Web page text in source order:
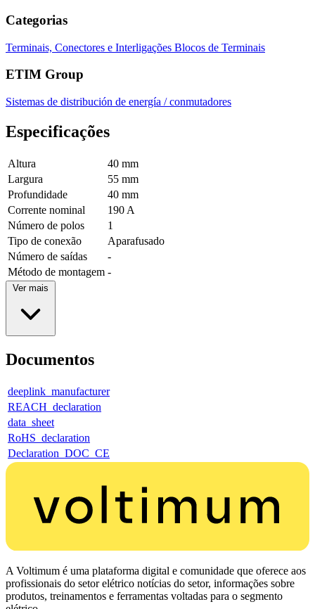
Categorias
Terminais, Conectores e Interligações Blocos de Terminais
ETIM Group
Sistemas de distribución de energía / conmutadores
Especificações
Altura
40 mm
Largura
55 mm
Profundidade
40 mm
Corrente nominal
190 A
Número de polos
1
Tipo de conexão
Aparafusado
Número de saídas
-
Método de montagem -
Ver mais
Documentos
deeplink_manufacturer
REACH_declaration
data_sheet
RoHS_declaration
Declaration_DOC_CE
A Voltimum é uma plataforma digital e comunidade que oferece aos
profissionais do setor elétrico notícias do setor, informações sobre
produtos, treinamentos e ferramentas voltadas para o segmento